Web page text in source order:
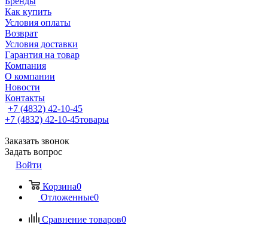
Как купить
Условия оплаты
Возврат
Условия доставки
Гарантия на товар
Компания
О компании
Новости
Контакты
+7 (4832) 42-10-45
+7 (4832) 42-10-45товары
Заказать звонок
Задать вопрос
Войти
Корзина0
Отложенные0
Сравнение товаров0